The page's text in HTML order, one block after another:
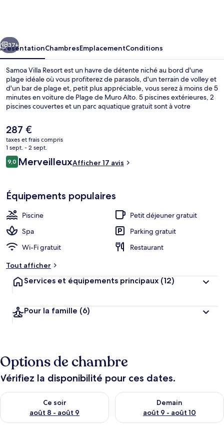
Suivant
37+
PrésentationChambresEmplacementConditions
Samoa Villa Resort est un havre de détente niché au bord d'une
plage idéale où vous profiterez de parasols, d'un terrain de volley et
d'un bar de plage et, petit plus appréciable, vous serez à moins de 5
minutes en voiture de Plage de Muro Alto. 5 piscines extérieures, 2
piscines couvertes et un parc aquatique gratuit sont à votre
souhaitant se faire chouchouter pourront profiter des soins spa du
spa. Les options de restauration comprennent 2 restaurants, tandis
que le bar en bord de piscine est un endroit parfait pour prendre un
verre. Parmi les autres avantages de cet hôtel de luxe, on trouve un
club pour enfants (gratuit), une salle de fitness et un sauna, l'idéal
pour des vacances sans soucis.
Le
prix
actuel
est
de
287 €
taxes et frais compris
1 sept. - 2 sept.
Avis
voyageurs
9,09,0 sur 10
MerveilleuxAfficher 17 avis
Équipements populaires
Piscine
Petit déjeuner gratuit
Spa
Parking gratuit
Wi-Fi gratuit
Restaurant
Tout afficher
Services et équipements principaux (12)
Pour la famille (6)
Options de chambre
Vérifiez la disponibilité pour ces dates.
Ce soir
août 8 - août 9
Vérifier la disponibilité pour ce soir août 8 - août 9
Demain
août 9 - août 10
Vérifier la disponibilité pour